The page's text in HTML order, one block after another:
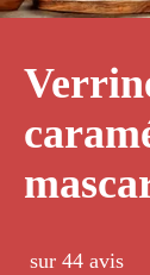
sur 44 avis